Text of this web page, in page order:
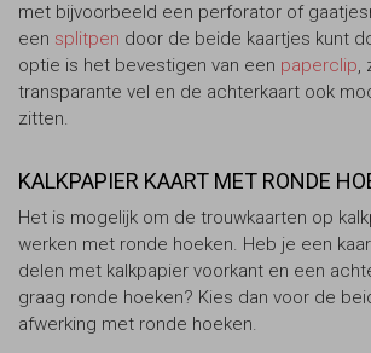
met bijvoorbeeld een perforator of
een splitpen door de beide kaartjes kunt
optie is het bevestigen van een paperclip,
transparante vel en de achterkaart ook
zitten.
KALKPAPIER KAART MET RONDE
Het is mogelijk om de trouwkaarten op
werken met ronde hoeken. Heb je een
delen met kalkpapier voorkant en een
graag ronde hoeken? Kies dan voor de
afwerking met ronde hoeken.